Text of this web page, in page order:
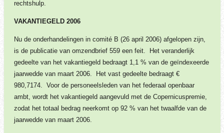
rechtshulp.
VAKANTIEGELD 2006
Nu de onderhandelingen in comité B (26 april 2006) afgelopen zijn,
is de publicatie van omzendbrief 559 een feit. Het veranderlijk
gedeelte van het vakantiegeld bedraagt 1,1 % van de geïndexeerde
jaarwedde van maart 2006. Het vast gedeelte bedraagt €
980,7174. Voor de personeelsleden van het federaal openbaar
ambt, wordt het vakantiegeld aangevuld met de Copernicuspremie,
zodat het totaal bedrag neerkomt op 92 % van het twaalfde van de
jaarwedde van maart 2006.